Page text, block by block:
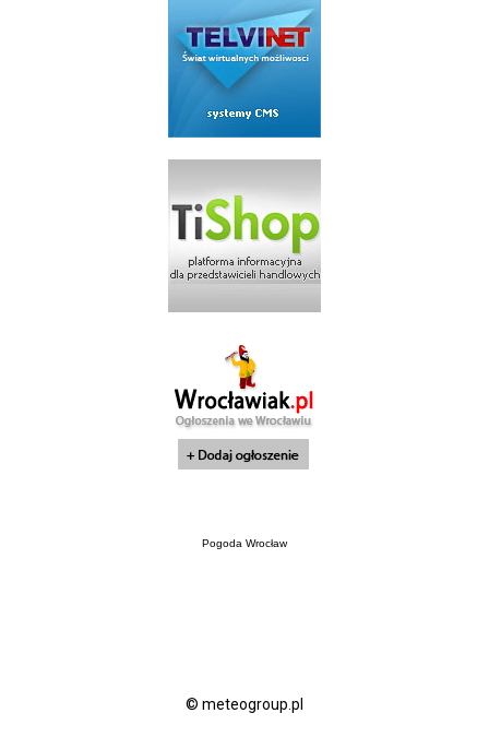
Pogoda Wrocław
© meteogroup.pl